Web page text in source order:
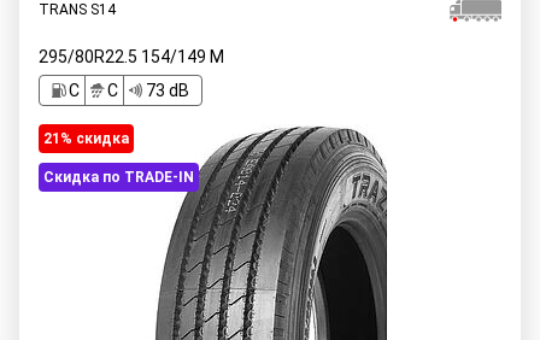
TRANS S14
295/80R22.5 154/149 M
C
C 73 dB
21% cкидка
Скидка по TRADE-IN